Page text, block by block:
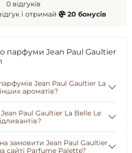
0 відгуків
і отримай
20 бонусів
парфуми Jean Paul Gaultier
Jean Paul Gaultier La
ароматів?
Paul Gaultier La Belle Le
замовити Jean Paul Gaultier
сайті Parfume Palette?